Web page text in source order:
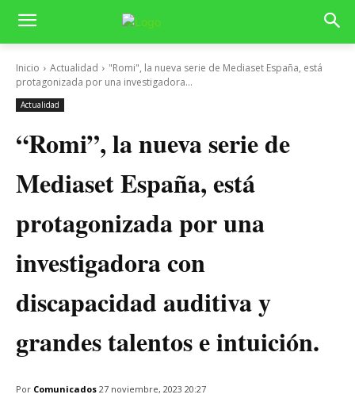
Inicio Actualidad
"Romi", la nueva serie de Mediaset España, está
protagonizada por una investigadora...
Actualidad
“Romi”, la nueva serie de
Mediaset España, está
protagonizada por una
investigadora con
discapacidad auditiva y
grandes talentos e intuición.
Por Comunicados 27 noviembre, 2023 20:27